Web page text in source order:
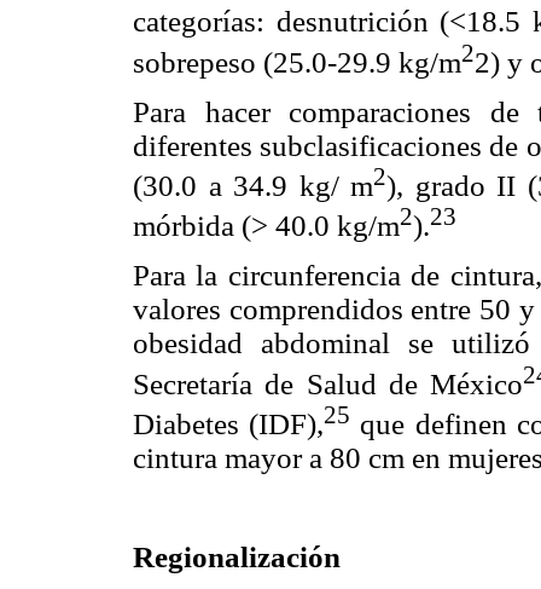
categorías: desnutrición (<18.5
sobrepeso (25.0-29.9 kg/m22) y
Para hacer comparaciones
diferentes subclasificaciones de
(30.0 a 34.9 kg/ m2), grado II
mórbida (> 40.0 kg/m2).23
Para la circunferencia de
valores comprendidos entre 50
obesidad abdominal se
Secretaría de Salud de México
Diabetes (IDF),25 que definen
cintura mayor a 80 cm en
Regionalización